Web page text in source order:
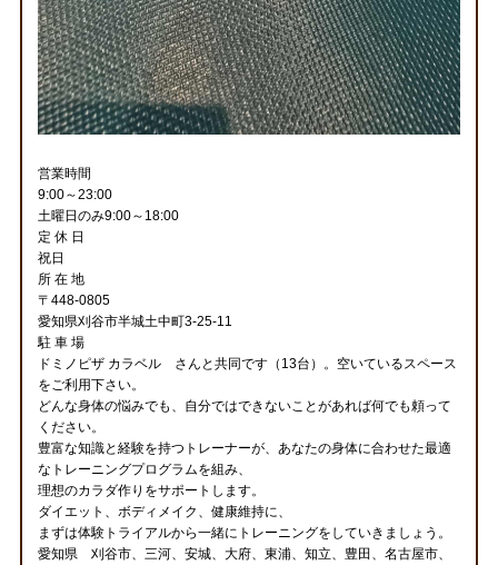
営業時間
9:00～23:00
土曜日のみ9:00～18:00
定 休 日
祝日
所 在 地
〒448-0805
愛知県刈谷市半城土中町3-25-11
駐 車 場
ドミノピザ カラベル さんと共同です（13台）。空いているスペース
をご利用下さい。
どんな身体の悩みでも、自分ではできないことがあれば何でも頼って
ください。
豊富な知識と経験を持つトレーナーが、あなたの身体に合わせた最適
なトレーニングプログラムを組み、
理想のカラダ作りをサポートします。
ダイエット、ボディメイク、健康維持に、
まずは体験トライアルから一緒にトレーニングをしていきましょう。
愛知県 刈谷市、三河、安城、大府、東浦、知立、豊田、名古屋市、